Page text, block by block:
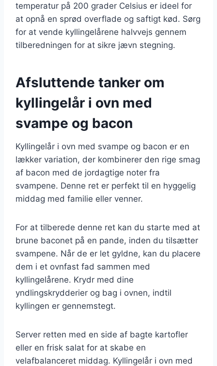
temperatur på 200 grader Celsius er ideel for
at opnå en sprød overflade og saftigt kød. Sørg
for at vende kyllingelårene halvvejs gennem
tilberedningen for at sikre jævn stegning.
Afsluttende tanker om
kyllingelår i ovn med
svampe og bacon
Kyllingelår i ovn med svampe og bacon er en
lækker variation, der kombinerer den rige smag
af bacon med de jordagtige noter fra
svampene. Denne ret er perfekt til en hyggelig
middag med familie eller venner.
For at tilberede denne ret kan du starte med at
brune baconet på en pande, inden du tilsætter
svampene. Når de er let gyldne, kan du placere
dem i et ovnfast fad sammen med
kyllingelårene. Krydr med dine
yndlingskrydderier og bag i ovnen, indtil
kyllingen er gennemstegt.
Server retten med en side af bagte kartofler
eller en frisk salat for at skabe en
velafbalanceret middag. Kyllingelår i ovn med